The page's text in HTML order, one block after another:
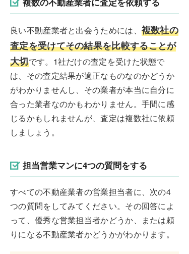
良い不動産業者と出会うためには、 複数社の
査定を受けてその結果を比較することが
大切です。1社だけの査定を受けた状態で
は、その査定結果が適正なものなのかどうか
がわかりませんし、その業者が本当に自分に
合った業者なのかもわかりません。手間に感
じるかもしれませんが、査定は複数社に依頼
しましょう。
担当営業マンに4つの質問をする
すべての不動産業者の営業担当者に、次の4
つの質問をしてみてください。その回答によ
って、優秀な営業担当者かどうか、または頼
りになる不動産業者かどうかがわかります。